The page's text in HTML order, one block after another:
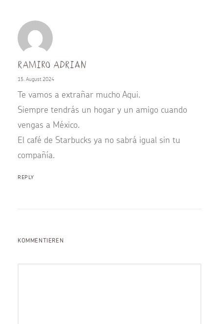
Ramiro Adrian
15. August 2024
Te vamos a extrañar mucho Aqui.
Siempre tendrás un hogar y un amigo cuando
vengas a México.
El café de Starbucks ya no sabrá igual sin tu
compañía.
REPLY
KOMMENTIEREN